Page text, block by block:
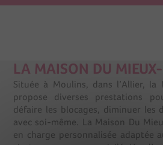
LA MAISON DU MIEUX-
Située à Moulins, dans l’Allier, la
propose diverses prestations
défaire les blocages, diminuer les
avec soi-même. La Maison Du
en charge personnalisée adaptée